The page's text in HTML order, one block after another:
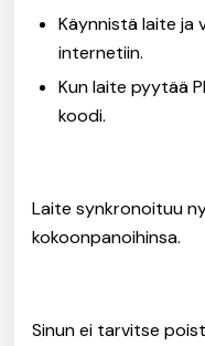
Käynnistä laite
internetiin.
Kun laite pyytää
koodi.
Laite synkronoituu
kokoonpanoihinsa.
Sinun ei tarvitse